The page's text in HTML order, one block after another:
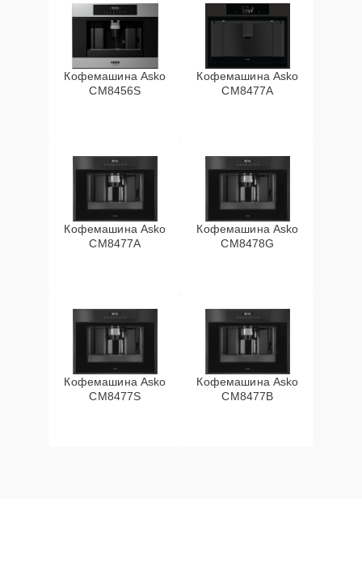
Кофемашина Asko
CM8456S
Кофемашина Asko
CM8477A
Кофемашина Asko
СМ8477А
Кофемашина Asko
CM8478G
Кофемашина Asko
CM8477S
Кофемашина Asko
CM8477B